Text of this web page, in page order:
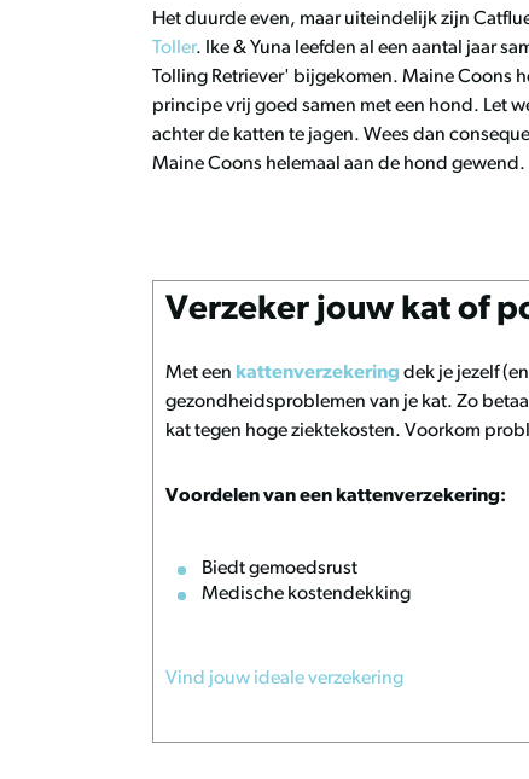
Het duurde even, maar uiteindelijk zijn
Toller. Ike & Yuna leefden al een aantal jaar
Tolling Retriever' bijgekomen. Maine Coons
principe vrij goed samen met een hond. Let
achter de katten te jagen. Wees dan
Maine Coons helemaal aan de hond gewend.
Verzeker jouw kat of
Met een kattenverzekering dek je jezelf
gezondheidsproblemen van je kat. Zo
kat tegen hoge ziektekosten. Voorkom
Voordelen van een kattenverzekering:
Biedt gemoedsrust
Medische kostendekking
Vind jouw ideale verzekering